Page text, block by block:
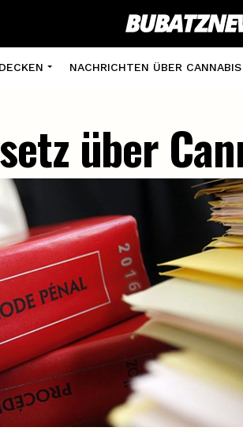
NACHRICHTEN ÜBER CANNABIS
über